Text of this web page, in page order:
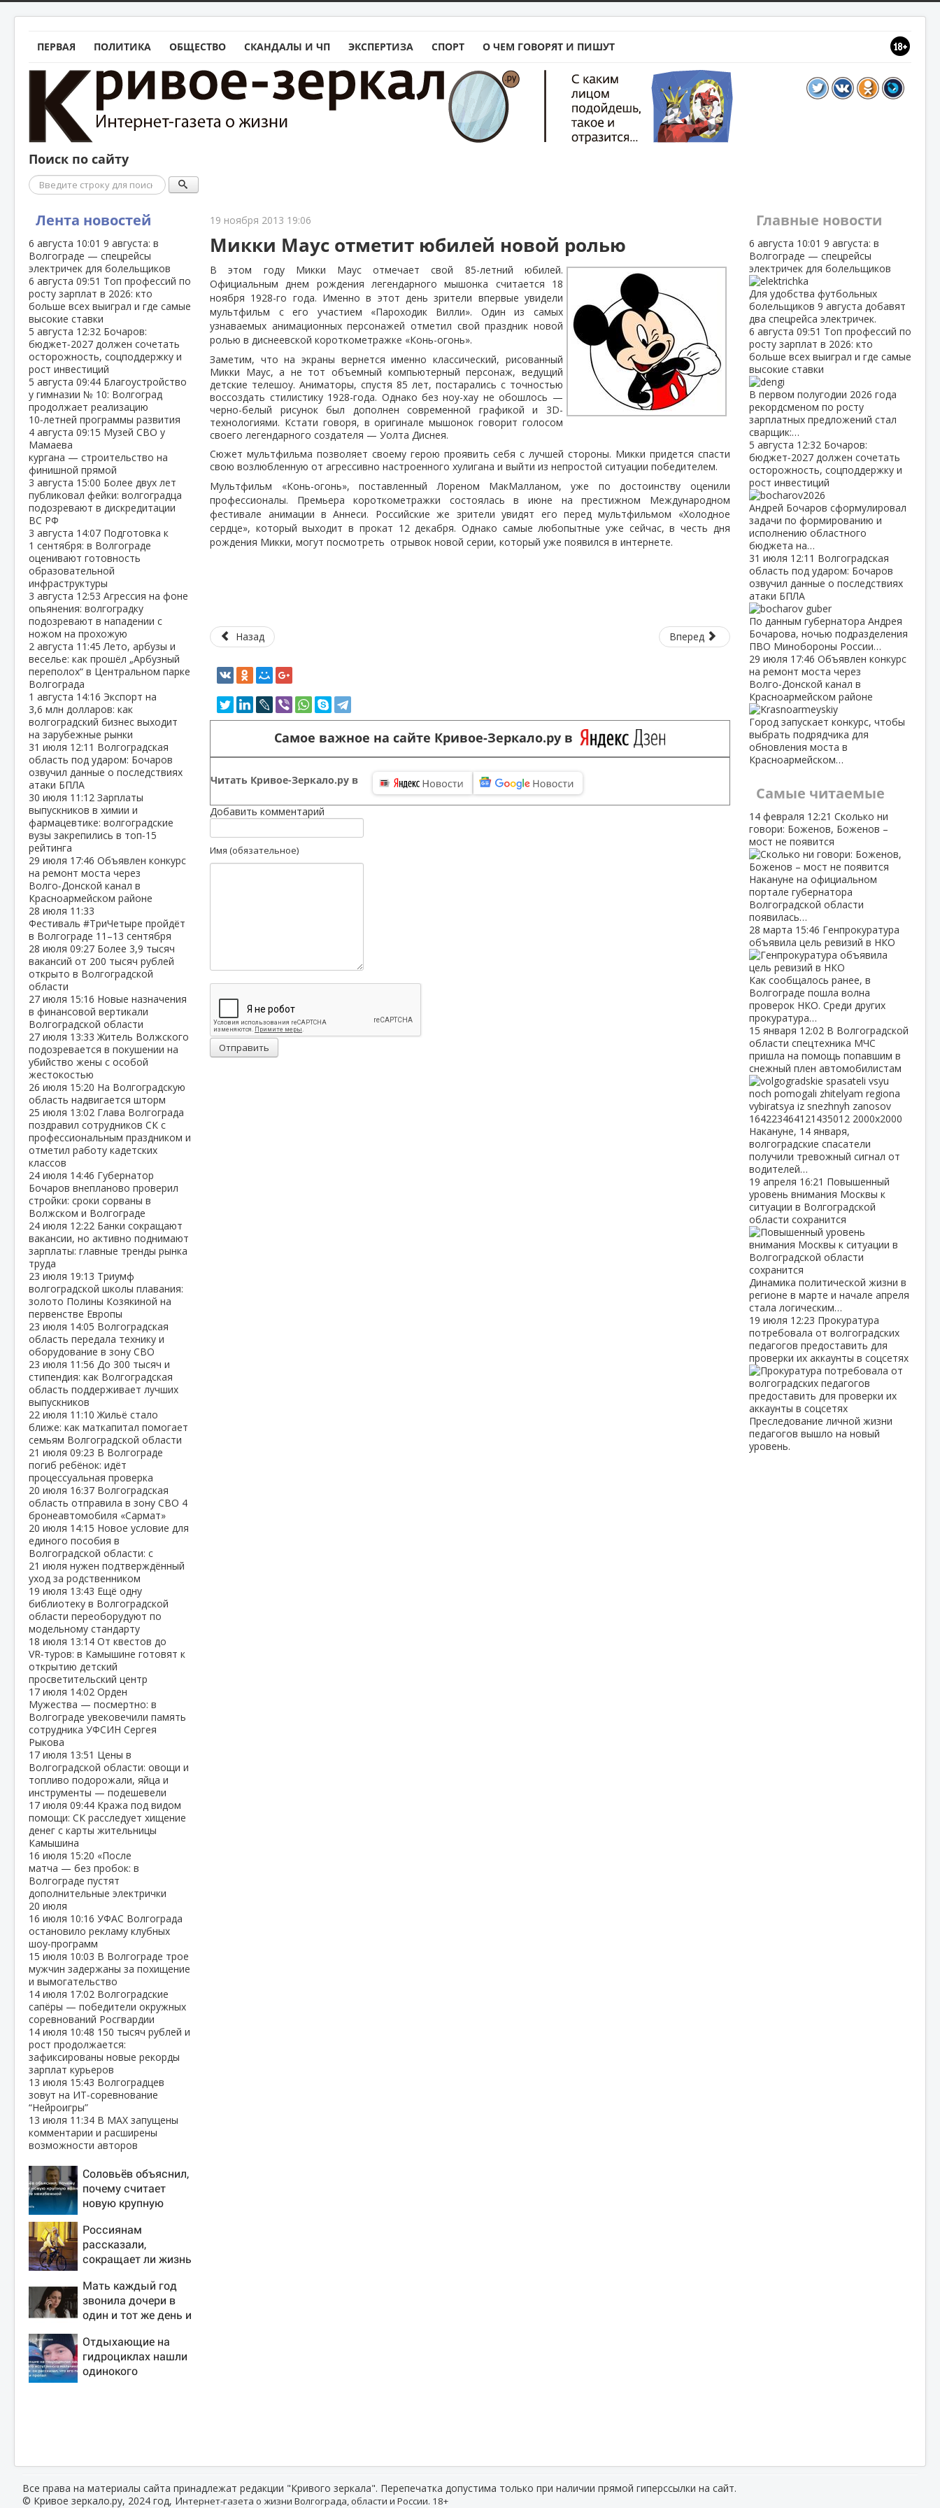
ПЕРВАЯ ПОЛИТИКА ОБЩЕСТВО СКАНДАЛЫ И ЧП ЭКСПЕРТИЗА СПОРТ О ЧЕМ ГОВОРЯТ И ПИШУТ
Поиск по сайту
Поиск
Лента новостей
6 августа 10:01 9 августа: в
Волгограде — спецрейсы
электричек для болельщиков
6 августа 09:51 Топ профессий по
росту зарплат в 2026: кто
больше всех выиграл и где самые
высокие ставки
5 августа 12:32 Бочаров:
бюджет‑2027 должен сочетать
осторожность, соцподдержку и
рост инвестиций
5 августа 09:44 Благоустройство
у гимназии № 10: Волгоград
продолжает реализацию
10‑летней программы развития
4 августа 09:15 Музей СВО у
Мамаева
кургана — строительство на
финишной прямой
3 августа 15:00 Более двух лет
публиковал фейки: волгоградца
подозревают в дискредитации
ВС РФ
3 августа 14:07 Подготовка к
1 сентября: в Волгограде
оценивают готовность
образовательной
инфраструктуры
3 августа 12:53 Агрессия на фоне
опьянения: волгоградку
подозревают в нападении с
ножом на прохожую
2 августа 11:45Лето, арбузы и
веселье: как прошёл „Арбузный
переполох“ в Центральном парке
Волгограда
1 августа 14:16 Экспорт на
3,6 млн долларов: как
волгоградский бизнес выходит
на зарубежные рынки
31 июля 12:11 Волгоградская
область под ударом: Бочаров
озвучил данные о последствиях
атаки БПЛА
30 июля 11:12 Зарплаты
выпускников в химии и
фармацевтике: волгоградские
вузы закрепились в топ‑15
рейтинга
29 июля 17:46 Объявлен конкурс
на ремонт моста через
Волго‑Донской канал в
Красноармейском районе
28 июля 11:33
Фестиваль #ТриЧетыре пройдёт
в Волгограде 11–13 сентября
28 июля 09:27 Более 3,9 тысяч
вакансий от 200 тысяч рублей
открыто в Волгоградской
области
27 июля 15:16 Новые назначения
в финансовой вертикали
Волгоградской области
27 июля 13:33Житель Волжского
подозревается в покушении на
убийство жены с особой
жестокостью
26 июля 15:20 На Волгоградскую
область надвигается шторм
25 июля 13:02 Глава Волгограда
поздравил сотрудников СК с
профессиональным праздником и
отметил работу кадетских
классов
24 июля 14:46 Губернатор
Бочаров внепланово проверил
стройки: сроки сорваны в
Волжском и Волгограде
24 июля 12:22 Банки сокращают
вакансии, но активно поднимают
зарплаты: главные тренды рынка
труда
23 июля 19:13 Триумф
волгоградской школы плавания:
золото Полины Козякиной на
первенстве Европы
23 июля 14:05 Волгоградская
область передала технику и
оборудование в зону СВО
23 июля 11:56 До 300 тысяч и
стипендия: как Волгоградская
область поддерживает лучших
выпускников
22 июля 11:10Жильё стало
ближе: как маткапитал помогает
семьям Волгоградской области
21 июля 09:23 В Волгограде
погиб ребёнок: идёт
процессуальная проверка
20 июля 16:37 Волгоградская
область отправила в зону СВО 4
бронеавтомобиля «Сармат»
20 июля 14:15 Новое условие для
единого пособия в
Волгоградской области: с
21 июля нужен подтверждённый
уход за родственником
19 июля 13:43 Ещё одну
библиотеку в Волгоградской
области переоборудуют по
модельному стандарту
18 июля 13:14 От квестов до
VR‑туров: в Камышине готовят к
открытию детский
просветительский центр
17 июля 14:02 Орден
Мужества — посмертно: в
Волгограде увековечили память
сотрудника УФСИН Сергея
Рыкова
17 июля 13:51 Цены в
Волгоградской области: овощи и
топливо подорожали, яйца и
инструменты — подешевели
17 июля 09:44 Кража под видом
помощи: СК расследует хищение
денег с карты жительницы
Камышина
16 июля 15:20 «После
матча — без пробок: в
Волгограде пустят
дополнительные электрички
20 июля
16 июля 10:16 УФАС Волгограда
остановило рекламу клубных
шоу‑программ
15 июля 10:03 В Волгограде трое
мужчин задержаны за похищение
и вымогательство
14 июля 17:02 Волгоградские
сапёры — победители окружных
соревнований Росгвардии
14 июля 10:48 150 тысяч рублей и
рост продолжается:
зафиксированы новые рекорды
зарплат курьеров
13 июля 15:43 Волгоградцев
зовут на ИТ‑соревнование
“Нейроигры”
13 июля 11:34 В МАХ запущены
комментарии и расширены
возможности авторов
Соловьёв объяснил,
почему считает
новую крупную
неизбежной
Россиянам
рассказали,
сокращает ли жизнь
Мать каждый год
звонила дочери в
один и тот же день и
раскрылась
слишком поздно:
история одной
Отдыхающие на
гидроциклах нашли
одинокого
19 ноября 2013 19:06
Микки Маус отметит юбилей новой ролью
В этом году Микки Маус отмечает свой 85-летний юбилей.
Официальным днем рождения легендарного мышонка считается 18
ноября 1928-го года. Именно в этот день зрители впервые увидели
мультфильм с его участием «Пароходик Вилли». Один из самых
узнаваемых анимационных персонажей отметил свой праздник новой
ролью в диснеевской короткометражке «Конь-огонь».
Заметим, что на экраны вернется именно классический, рисованный
Микки Маус, а не тот объемный компьютерный персонаж, ведущий
детские телешоу. Аниматоры, спустя 85 лет, постарались с точностью
воссоздать стилистику 1928-года. Однако без ноу-хау не обошлось —
черно-белый рисунок был дополнен современной графикой и 3D-
технологиями. Кстати говоря, в оригинале мышонок говорит голосом
своего легендарного создателя — Уолта Диснея.
Сюжет мультфильма позволяет своему герою проявить себя с лучшей стороны. Микки придется спасти
свою возлюбленную от агрессивно настроенного хулигана и выйти из непростой ситуации победителем.
Мультфильм «Конь-огонь», поставленный Лореном МакМалланом, уже по достоинству оценили
профессионалы. Премьера короткометражки состоялась в июне на престижном Международном
фестивале анимации в Аннеси. Российские же зрители увидят его перед мультфильмом «Холодное
сердце», который выходит в прокат 12 декабря. Однако самые любопытные уже сейчас, в честь дня
рождения Микки, могут посмотреть отрывок новой серии, который уже появился в интернете.
Назад Вперед
Самое важное на сайте Кривое-Зеркало.ру в
Читать Кривое-Зеркало.ру в
Добавить комментарий
Имя (обязательное)
Отправить
Главные новости
6 августа 10:01 9 августа: в
Волгограде — спецрейсы
электричек для болельщиков
Для удобства футбольных
болельщиков 9 августа добавят
два спецрейса электричек.
6 августа 09:51 Топ профессий по
росту зарплат в 2026: кто
больше всех выиграл и где самые
высокие ставки
В первом полугодии 2026 года
рекордсменом по росту
зарплатных предложений стал
сварщик:…
5 августа 12:32 Бочаров:
бюджет‑2027 должен сочетать
осторожность, соцподдержку и
рост инвестиций
Андрей Бочаров сформулировал
задачи по формированию и
исполнению областного
бюджета на…
31 июля 12:11 Волгоградская
область под ударом: Бочаров
озвучил данные о последствиях
атаки БПЛА
По данным губернатора Андрея
Бочарова, ночью подразделения
ПВО Минобороны России…
29 июля 17:46 Объявлен конкурс
на ремонт моста через
Волго‑Донской канал в
Красноармейском районе
Город запускает конкурс, чтобы
выбрать подрядчика для
обновления моста в
Красноармейском…
Самые читаемые
14 февраля 12:21 Сколько ни
говори: Боженов, Боженов –
мост не появится
Накануне на официальном
портале губернатора
Волгоградской области
появилась…
28 марта 15:46 Генпрокуратура
объявила цель ревизий в НКО
Как сообщалось ранее, в
Волгограде пошла волна
проверок НКО. Среди других
прокуратура…
15 января 12:02 В Волгоградской
области спецтехника МЧС
пришла на помощь попавшим в
снежный плен автомобилистам
Накануне, 14 января,
волгоградские спасатели
получили тревожный сигнал от
водителей…
19 апреля 16:21 Повышенный
уровень внимания Москвы к
ситуации в Волгоградской
области сохранится
Динамика политической жизни в
регионе в марте и начале апреля
стала логическим…
19 июля 12:23 Прокуратура
потребовала от волгоградских
педагогов предоставить для
проверки их аккаунты в соцсетях
Преследование личной жизни
педагогов вышло на новый
уровень.
Все права на материалы сайта принадлежат редакции "Кривого зеркала". Перепечатка допустима только при наличии прямой гиперссылки на сайт.
© Кривое зеркало.ру, 2024 год, Интернет-газета о жизни Волгограда, области и России. 18+